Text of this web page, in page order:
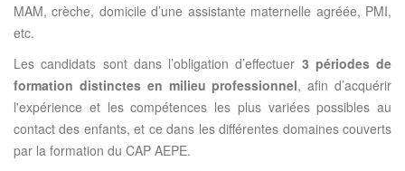
MAM, crèche, domicile d’une assistante maternelle agréée, PMI,
etc.
Les candidats sont dans l’obligation d’effectuer 3 périodes de
formation distinctes en milieu professionnel, afin d’acquérir
l'expérience et les compétences les plus variées possibles au
contact des enfants, et ce dans les différentes domaines couverts
par la formation du CAP AEPE.